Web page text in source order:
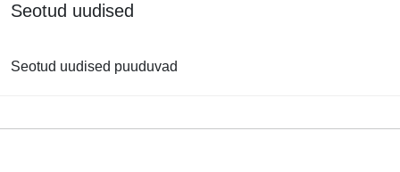
Seotud uudised
Seotud uudised puuduvad